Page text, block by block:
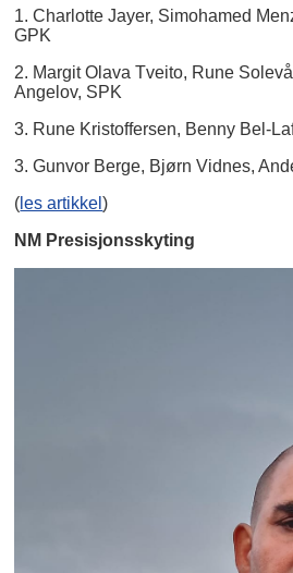
1. Charlotte Jayer, Simohamed
GPK
2. Margit Olava Tveito, Rune
Angelov, SPK
3. Rune Kristoffersen, Benny Bel-
3. Gunvor Berge, Bjørn Vidnes,
( les artikkel)
NM Presisjonsskyting